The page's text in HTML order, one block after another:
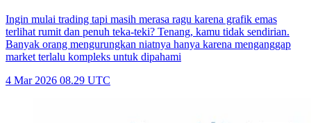
Ingin mulai trading tapi masih merasa ragu karena grafik emas
terlihat rumit dan penuh teka-teki? Tenang, kamu tidak sendirian.
Banyak orang mengurungkan niatnya hanya karena menganggap
market terlalu kompleks untuk dipahami
4 Mar 2026 08.29 UTC